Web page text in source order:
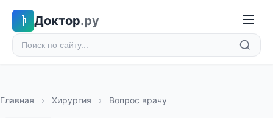
Доктор.ру
Главная › Хирургия › Вопрос врачу